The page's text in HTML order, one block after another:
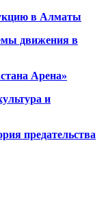
в Алматы
движения в
Арена»
и
предательства